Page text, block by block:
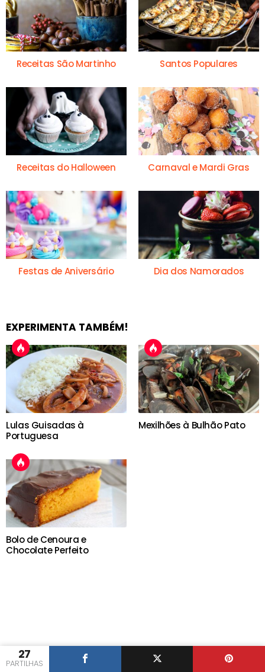
27
PARTILHAS
Receitas São Martinho Santos Populares
Receitas do Halloween Carnaval e Mardi Gras
Festas de Aniversário Dia dos Namorados
EXPERIMENTA TAMBÉM!
Lulas Guisadas à
Portuguesa
Mexilhões à Bulhão Pato
Bolo de Cenoura e
Chocolate Perfeito